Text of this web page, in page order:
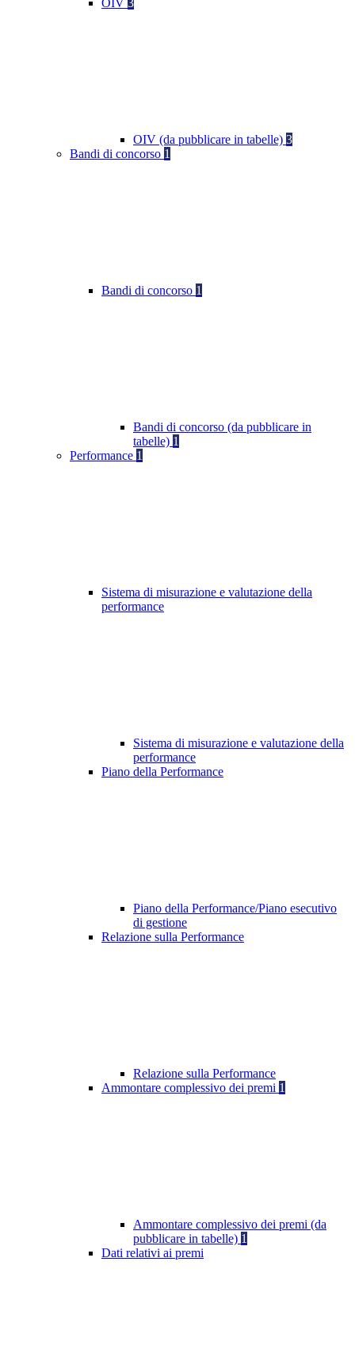
OIV 3
OIV (da pubblicare in tabelle) 3
Bandi di concorso 1
Bandi di concorso 1
Bandi di concorso (da pubblicare in
tabelle) 1
Performance 1
Sistema di misurazione e valutazione della
performance
Sistema di misurazione e valutazione della
performance
Piano della Performance
Piano della Performance/Piano esecutivo
di gestione
Relazione sulla Performance
Relazione sulla Performance
Ammontare complessivo dei premi 1
Ammontare complessivo dei premi (da
pubblicare in tabelle) 1
Dati relativi ai premi